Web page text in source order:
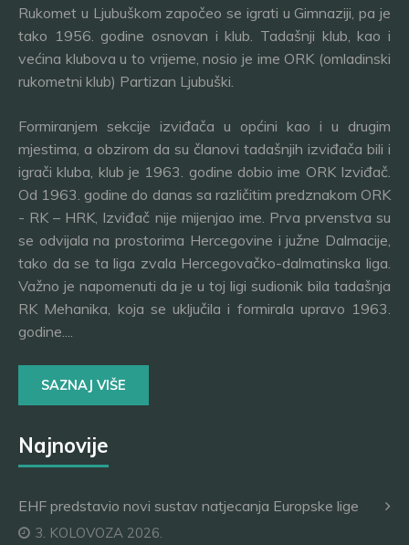
Rukomet u Ljubuškom započeo se igrati u Gimnaziji, pa je
tako 1956. godine osnovan i klub. Tadašnji klub, kao i
većina klubova u to vrijeme, nosio je ime ORK (omladinski
rukometni klub) Partizan Ljubuški.
Formiranjem sekcije izviđača u općini kao i u drugim
mjestima, a obzirom da su članovi tadašnjih izviđača bili i
igrači kluba, klub je 1963. godine dobio ime ORK Izviđač.
Od 1963. godine do danas sa različitim predznakom ORK
- RK – HRK, Izviđač nije mijenjao ime. Prva prvenstva su
se odvijala na prostorima Hercegovine i južne Dalmacije,
tako da se ta liga zvala Hercegovačko-dalmatinska liga.
Važno je napomenuti da je u toj ligi sudionik bila tadašnja
RK Mehanika, koja se uključila i formirala upravo 1963.
godine....
SAZNAJ VIŠE
Najnovije
EHF predstavio novi sustav natjecanja Europske lige
3. KOLOVOZA 2026.